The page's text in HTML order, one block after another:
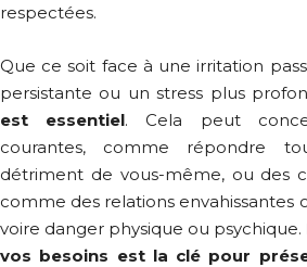
respectées.
Que ce soit face à une irritation
persistante ou un stress plus
est essentiel. Cela peut
courantes, comme répondre
détriment de vous-même, ou des
comme des relations envahissantes
voire danger physique ou psychique.
vos besoins est la clé pour